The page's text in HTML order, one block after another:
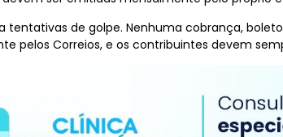
de golpe. Nenhuma cobrança,
pelos Correios, e os contribuintes devem